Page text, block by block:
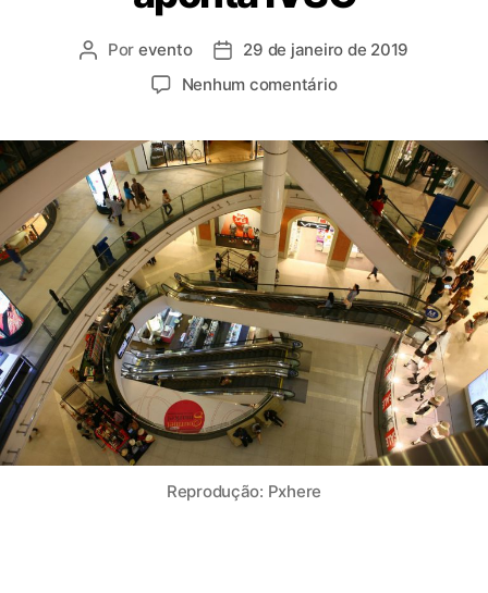
Por evento
29 de janeiro de 2019
Nenhum comentário
Reprodução: Pxhere